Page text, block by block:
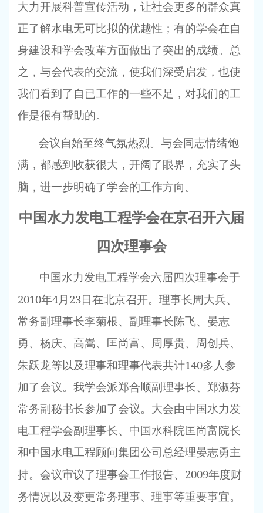
大力开展科普宣传活动，让社会更多的群众真
正了解水电无可比拟的优越性；有的学会在自
身建设和学会改革方面做出了突出的成绩。总
之，与会代表的交流，使我们深受启发，也使
我们看到了自已工作的一些不足，对我们的工
作是很有帮助的。
会议自始至终气氛热烈。与会同志情绪饱
满，都感到收获很大，开阔了眼界，充实了头
脑，进一步明确了学会的工作方向。
中国水力发电工程学会在京召开六届
四次理事会
中国水力发电工程学会六届四次理事会于
2010年4月 23日在北京召开。理事长周大兵、
常务副理事长李菊根、副理事长陈飞、晏志
勇、杨庆、高嵩、匡尚富、周厚贵、周创兵、
朱跃龙等以及理事和理事代表共计140多人参
加了会议。我学会派郑合顺副理事长、郑淑芬
常务副秘书长参加了会议。大会由中国水力发
电工程学会副理事长、中国水科院匡尚富院长
和中国水电工程顾问集团公司总经理晏志勇主
持。会议审议了理事会工作报告、 2009年度财
务情况以及变更常务理事、理事等重要事宜。